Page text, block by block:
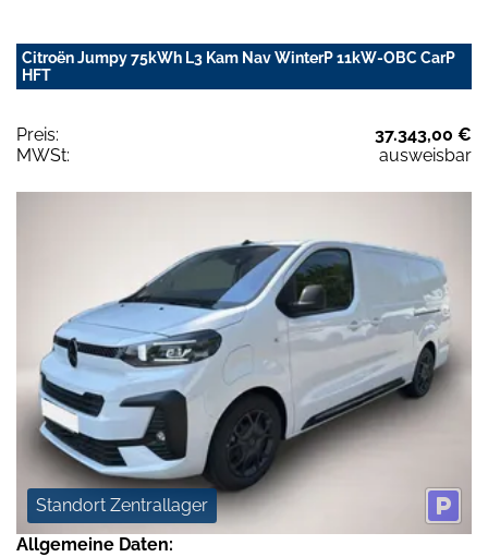
Citroën Jumpy 75kWh L3 Kam Nav WinterP 11kW-OBC CarP
HFT
Preis:
37.343,00 €
MWSt:
ausweisbar
Standort Zentrallager
Allgemeine Daten: